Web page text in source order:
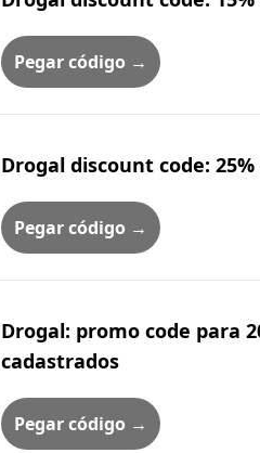
Pegar código →
Drogal discount code:
Pegar código →
Drogal: promo code para
cadastrados
Pegar código →